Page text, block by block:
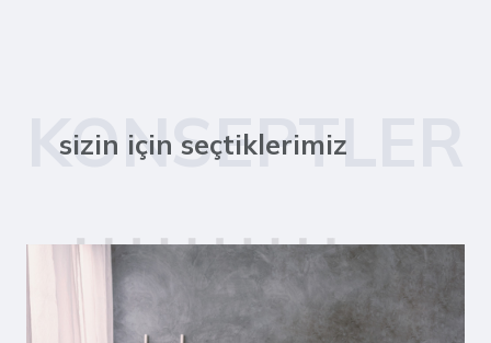
KONSEPTLER
sizin için seçtiklerimiz